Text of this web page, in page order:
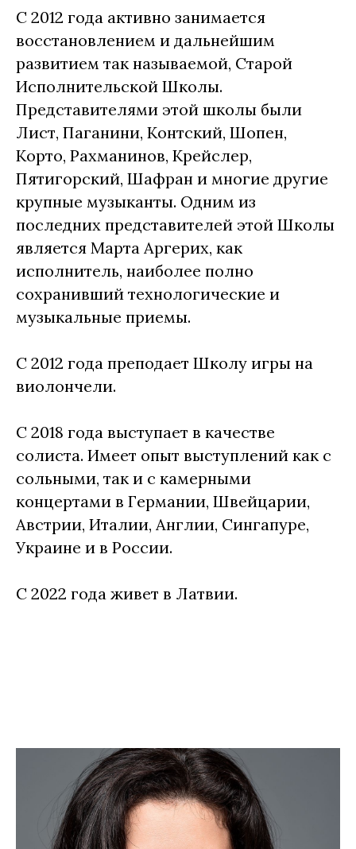
С 2012 года активно занимается
восстановлением и дальнейшим
развитием так называемой, Старой
Исполнительской Школы.
Представителями этой школы были
Лист, Паганини, Контский, Шопен,
Корто, Рахманинов, Крейслер,
Пятигорский, Шафран и многие другие
крупные музыканты. Одним из
последних представителей этой Школы
является Марта Аргерих, как
исполнитель, наиболее полно
сохранивший технологические и
музыкальные приемы.
С 2012 года преподает Школу игры на
виолончели.
С 2018 года выступает в качестве
солиста. Имеет опыт выступлений как с
сольными, так и с камерными
концертами в Германии, Швейцарии,
Австрии, Италии, Англии, Сингапуре,
Украине и в России.
С 2022 года живет в Латвии.